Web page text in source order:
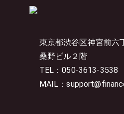
東京都渋谷区神宮前
桑野ビル２階
TEL：050-3613-3538
MAIL：